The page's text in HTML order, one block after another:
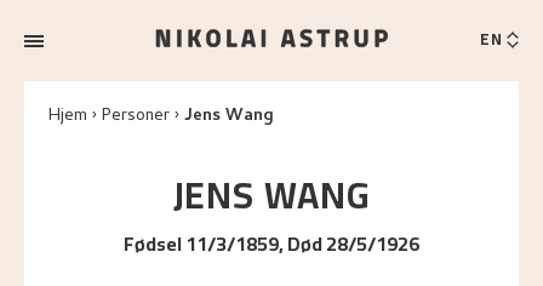
EN
Hjem Personer Jens Wang
JENSWANG
Fødsel 11/3/1859, Død 28/5/1926